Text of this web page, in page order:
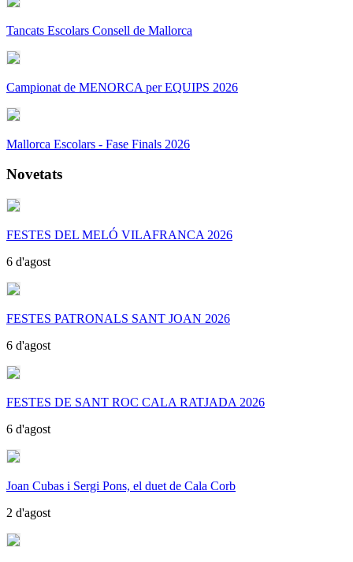
Tancats Escolars Consell de Mallorca
Campionat de MENORCA per EQUIPS 2026
Mallorca Escolars - Fase Finals 2026
Novetats
FESTES DEL MELÓ VILAFRANCA 2026
6 d'agost
FESTES PATRONALS SANT JOAN 2026
6 d'agost
FESTES DE SANT ROC CALA RATJADA 2026
6 d'agost
Joan Cubas i Sergi Pons, el duet de Cala Corb
2 d'agost